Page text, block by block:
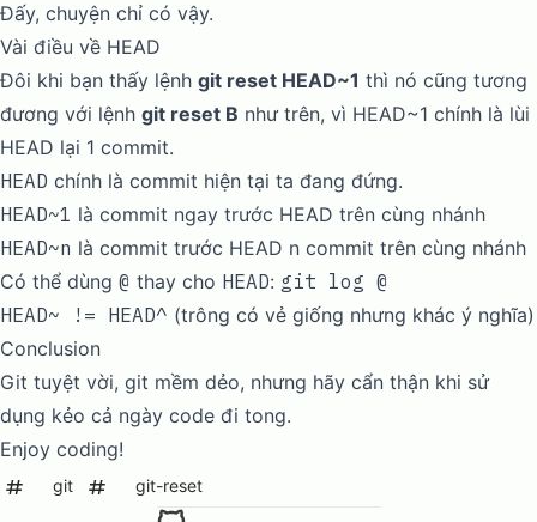
Đấy, chuyện chỉ có vậy.
Vài điều về HEAD
Đôi khi bạn thấy lệnh git reset HEAD~1 thì nó cũng tương
đương với lệnh git reset B như trên, vì HEAD~1 chính là lùi
HEAD lại 1 commit.
HEAD chính là commit hiện tại ta đang đứng.
HEAD~1 là commit ngay trước HEAD trên cùng nhánh
HEAD~n là commit trước HEAD n commit trên cùng nhánh
Có thể dùng @ thay cho HEAD: git log @
HEAD~ != HEAD^ (trông có vẻ giống nhưng khác ý nghĩa)
Conclusion
Git tuyệt vời, git mềm dẻo, nhưng hãy cẩn thận khi sử
dụng kẻo cả ngày code đi tong.
Enjoy coding!
git git-reset